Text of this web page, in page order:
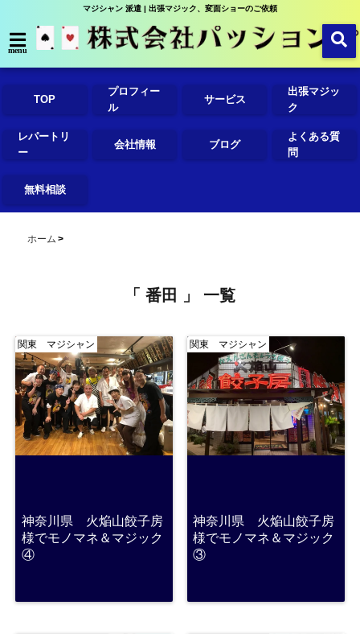
マジシャン 派遣 | 出張マジック、変面ショーのご依頼
menu
TOP
プロフィー
ル
サービス
出張マジッ
ク
レパートリ
ー
会社情報 ブログ
よくある質
問
無料相談
ホーム
「 番田 」 一覧
関東 マジシャン
神奈川県 火焔山餃子房
様でモノマネ＆マジック
④
関東 マジシャン
神奈川県 火焔山餃子房
様でモノマネ＆マジック
③